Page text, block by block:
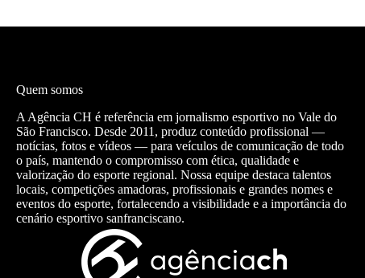
Quem somos
A Agência CH é referência em jornalismo esportivo no Vale do
São Francisco. Desde 2011, produz conteúdo profissional —
notícias, fotos e vídeos — para veículos de comunicação de todo
o país, mantendo o compromisso com ética, qualidade e
valorização do esporte regional. Nossa equipe destaca talentos
locais, competições amadoras, profissionais e grandes nomes e
eventos do esporte, fortalecendo a visibilidade e a importância do
cenário esportivo sanfranciscano.